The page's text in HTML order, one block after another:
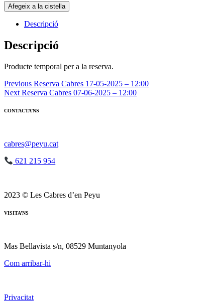
quantitat
de
Reserva
01-
06-
-
Afegeix a la cistella
Descripció
Descripció
Producte temporal per a la reserva.
Navegació
d'entrades
Previous Reserva Cabres 17-05-2025 – 12:00
Next Reserva Cabres 07-06-2025 – 12:00
CONTACTA’NS
cabres@peyu.cat
621 215 954
2023 © Les Cabres d’en Peyu
VISITA’NS
Mas Bellavista s/n, 08529 Muntanyola
Com arribar-hi
Privacitat